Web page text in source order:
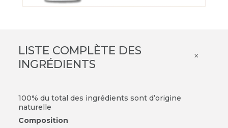
LISTE COMPLÈTE DES
INGRÉDIENTS
×
100% du total des ingrédients sont d’origine
naturelle
Composition